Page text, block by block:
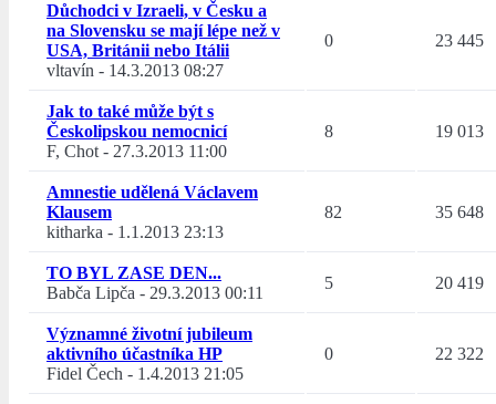
Důchodci v Izraeli, v Česku a
na Slovensku se mají lépe než v
USA, Británii nebo Itálii
vltavín - 14.3.2013 08:27
0 23 445
Jak to také může být s
Českolipskou nemocnicí
F, Chot- 27.3.2013 11:00
8 19 013
Amnestie udělená Václavem
Klausem
kitharka - 1.1.2013 23:13
82 35 648
TO BYL ZASE DEN...
Babča Lipča - 29.3.2013 00:11
5 20 419
Významné životní jubileum
aktivního účastníka HP
Fidel Čech - 1.4.2013 21:05
0 22 322